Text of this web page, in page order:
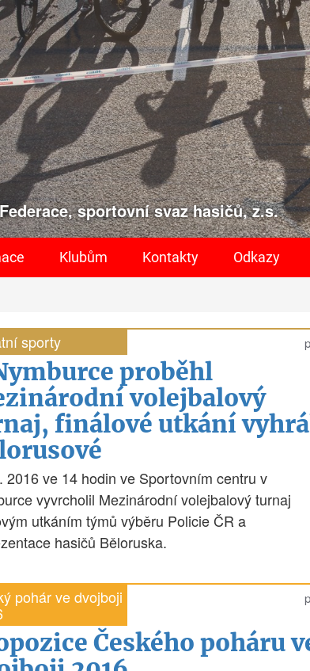
sportovní svaz hasičů, z.s.
Klubům Kontakty Odkazy
sporty
proběhl
volejbalový
finálové utkání
2016 ve 14 hodin ve Sportovním centru v
vyvrcholil Mezinárodní volejbalový turnaj
utkáním týmů výběru Policie ČR a
hasičů Běloruska.
pohár ve dvojboji
Českého poháru